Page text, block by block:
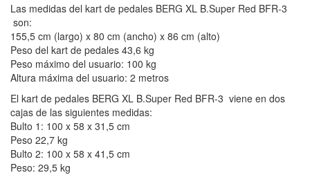
Las medidas del kart de pedales BERG XL B.Super Red BFR-3
son:
155,5 cm (largo) x 80 cm (ancho) x 86 cm (alto)
Peso del kart de pedales 43,6 kg
Peso máximo del usuario: 100 kg
Altura máxima del usuario: 2 metros
El kart de pedales BERG XL B.Super Red BFR-3 viene en dos
cajas de las siguientes medidas:
Bulto 1: 100 x 58 x 31,5 cm
Peso 22,7 kg
Bulto 2: 100 x 58 x 41,5 cm
Peso: 29,5 kg